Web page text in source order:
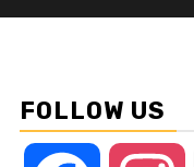
FOLLOW US